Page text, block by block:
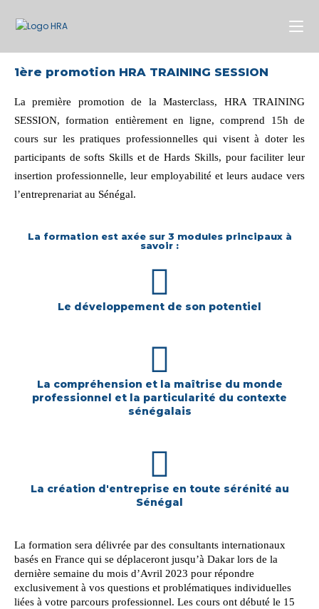
1ère promotion HRA TRAINING SESSION
La première promotion de la Masterclass, HRA TRAINING
SESSION, formation entièrement en ligne, comprend 15h de
cours sur les pratiques professionnelles qui visent à doter les
participants de softs Skills et de Hards Skills, pour faciliter leur
insertion professionnelle, leur employabilité et leurs audace vers
l’entreprenariat au Sénégal.
La formation est axée sur 3 modules principaux à
savoir :
Le développement de son potentiel
La compréhension et la maîtrise du monde
professionnel et la particularité du contexte
sénégalais
La création d'entreprise en toute sérénité au
Sénégal
La formation sera délivrée par des consultants internationaux
basés en France qui se déplaceront jusqu’à Dakar lors de la
dernière semaine du mois d’Avril 2023 pour répondre
exclusivement à vos questions et problématiques individuelles
liées à votre parcours professionnel. Les cours ont débuté le 15